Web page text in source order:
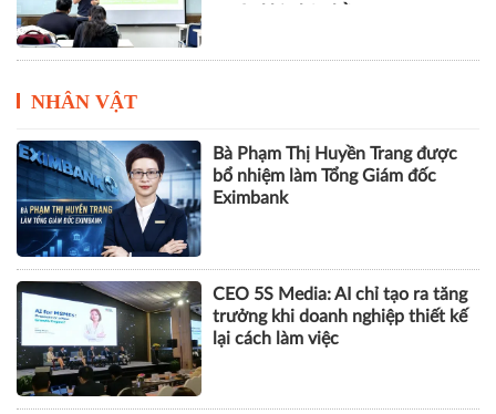
NHÂN VẬT
Bà Phạm Thị Huyền Trang được
bổ nhiệm làm Tổng Giám đốc
Eximbank
CEO 5S Media: AI chỉ tạo ra tăng
trưởng khi doanh nghiệp thiết kế
lại cách làm việc